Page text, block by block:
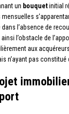
un bouquetinitial
dans l’absence de
l’obstacle de
aux
n’ayant pas constitué